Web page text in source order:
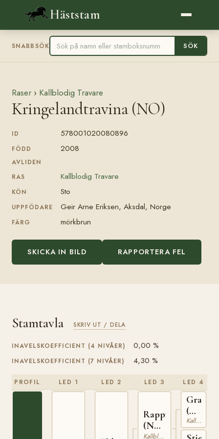
Häststam
SNABBSÖK SÖK
Raser › Kallblodig Travare
Kringelandtravina (NO)
ID 578001020080896
FÖDD 2008
AVLIDEN
RAS
Kallblodig Travare
KÖN Sto
UPPFÖDARE Geir Arne Eriksen, Aksdal, Norge
FÄRG mörkbrun
SKICKA IN BILD RAPPORTERA FEL
Stamtavla SKRIV UT / DELA
INAVELSKOEFFICIENT (4 NIVÅER) 0,00 %
INAVELSKOEFFICIENT (7 NIVÅER) 4,30 %
PROFIL LED 1 LED 2 LED 3
Rappfot
(NO)
NTKallblodig Travare
LED 4
(NO)
NT
52
Kallblodig Travare